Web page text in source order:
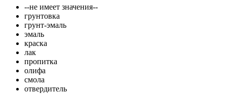
--не имеет значения--
грунтовка
грунт-эмаль
эмаль
краска
лак
пропитка
олифа
смола
отвердитель